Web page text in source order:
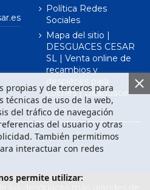
Política Redes
Sociales
Mapa del sitio |
DESGUACES CESAR
SL | Venta online de
recambios y
despieces para
coches | Desguace
propias y de terceros para
de uso de la web,
del tráfico de navegación
del usuario y otras
También permitimos
interactuar con redes
permite utilizar: